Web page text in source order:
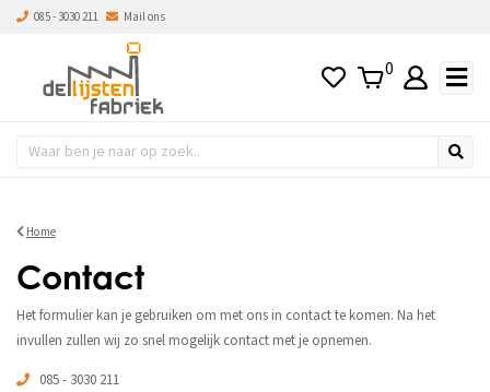
085 - 3030 211 Mail ons
0
Home
Contact
Het formulier kan je gebruiken om met ons in contact te komen. Na het
invullen zullen wij zo snel mogelijk contact met je opnemen.
085 - 3030 211